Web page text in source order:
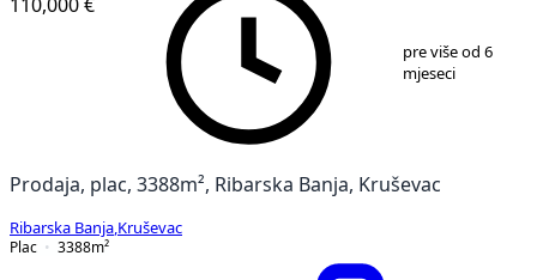
1
110,000 €
pre više od 6
mjeseci
Prodaja, plac, 3388m², Ribarska Banja, Kruševac
Ribarska Banja Kruševac
Plac
3388m²